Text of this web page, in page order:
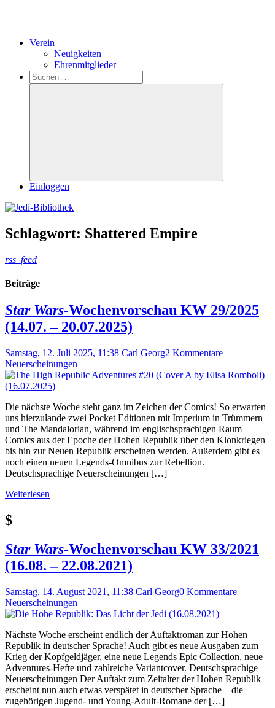
Verein
Neuigkeiten
Ehrenmitglieder
Search
Suchen
nach:
Suchen
Einloggen
Schlagwort: Shattered Empire
rss_feed
Beiträge
Star Wars-Wochenvorschau KW 29/2025
(14.07. – 20.07.2025)
Samstag, 12. Juli 2025, 11:38 Carl Georg2 Kommentare
Neuerscheinungen
Die nächste Woche steht ganz im Zeichen der Comics! So erwarten
uns hierzulande zwei Pocket Editionen mit Imperium in Trümmern
und The Mandalorian, während im englischsprachigen Raum
Comics aus der Epoche der Hohen Republik über den Klonkriegen
bis hin zur Neuen Republik erscheinen werden. Außerdem gibt es
noch einen neuen Legends-Omnibus zur Rebellion.
Deutschsprachige Neuerscheinungen […]
Weiterlesen
$
Star Wars-Wochenvorschau KW 33/2021
(16.08. – 22.08.2021)
Samstag, 14. August 2021, 11:38 Carl Georg0 Kommentare
Neuerscheinungen
Nächste Woche erscheint endlich der Auftaktroman zur Hohen
Republik in deutscher Sprache! Auch gibt es neue Ausgaben zum
Krieg der Kopfgeldjäger, eine neue Legends Epic Collection, neue
Adventures-Hefte und zahlreiche Variantcover. Deutschsprachige
Neuerscheinungen Der Auftakt zum Zeitalter der Hohen Republik
erscheint nun auch etwas verspätet in deutscher Sprache – die
zugehörigen Jugend- und Young-Adult-Romane der […]